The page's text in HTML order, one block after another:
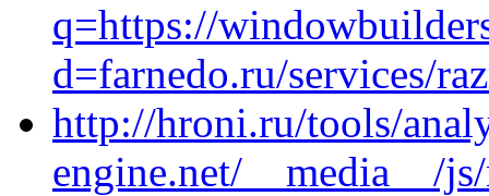
q=https://
d=farnedo.ru/services/
http://hroni.ru/tools/
engine.net/__media__/